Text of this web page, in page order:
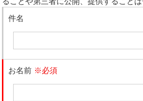
件名
お名前 ※必須